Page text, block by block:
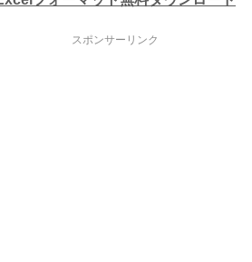
スポンサーリンク